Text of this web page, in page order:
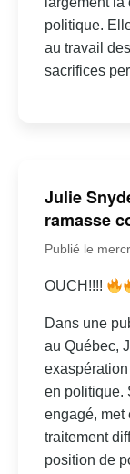
politique.
au travail
sacrifices
Julie
ramasse
Publié le
OUCH!!!!
Dans une
au Québec,
en politique.
engagé, met
traitement
position de